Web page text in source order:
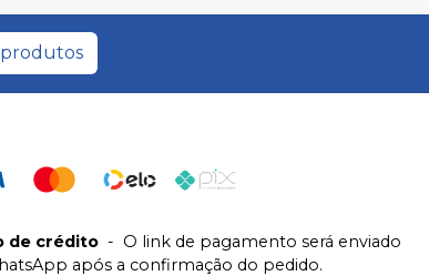
de crédito - O link de pagamento será enviado
após a confirmação do pedido.